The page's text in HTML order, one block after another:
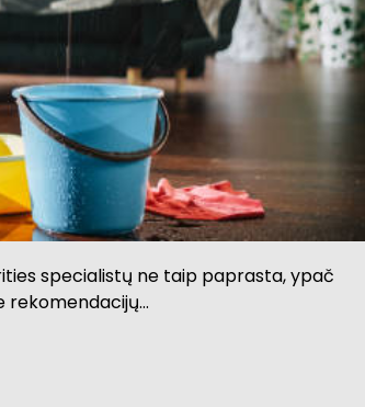
specialistų ne taip paprasta, ypač
rekomendacijų…